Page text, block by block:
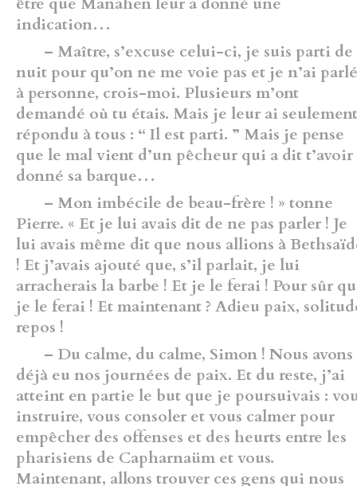
indication…
– Maître, s’excuse celui-ci, je suis parti de
nuit pour qu’on ne me voie pas et je n’ai parlé
à personne, crois-moi. Plusieurs m’ont
demandé où tu étais. Mais je leur ai seulement
répondu à tous : “ Il est parti. ” Mais je pense
que le mal vient d’un pêcheur qui a dit t’avoir
donné sa barque…
– Mon imbécile de beau-frère ! » tonne
Pierre. « Et je lui avais dit de ne pas parler ! Je
lui avais même dit que nous allions à
! Et j’avais ajouté que, s’il parlait, je lui
arracherais la barbe ! Et je le ferai ! Pour sûr
je le ferai ! Et maintenant ? Adieu paix,
repos !
– Du calme, du calme, Simon ! Nous avons
déjà eu nos journées de paix. Et du reste, j’ai
atteint en partie le but que je poursuivais :
instruire, vous consoler et vous calmer pour
empêcher des offenses et des heurts entre les
pharisiens de Capharnaüm et vous.
Maintenant, allons trouver ces gens qui nous